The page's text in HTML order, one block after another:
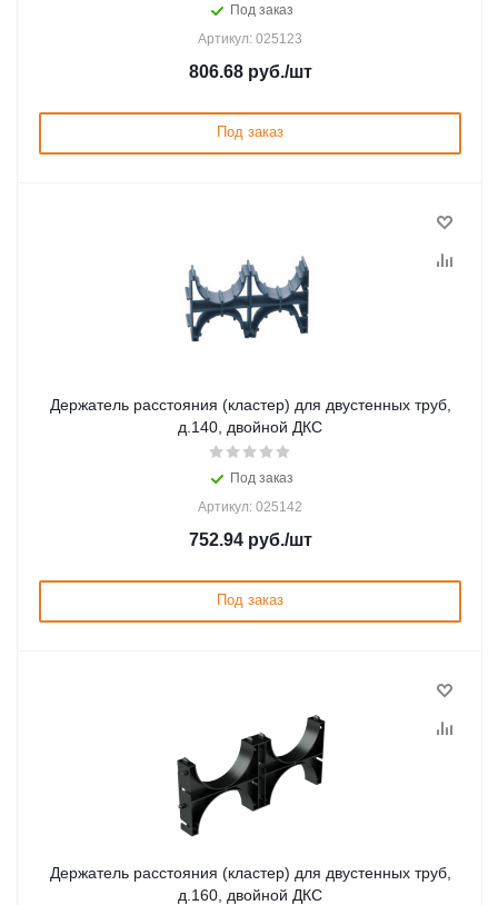
Под заказ
Артикул: 025123
806.68руб./шт
Под заказ
Держатель расстояния (кластер) для двустенных труб,
д.140, двойной ДКС
Под заказ
Артикул: 025142
752.94руб./шт
Под заказ
Держатель расстояния (кластер) для двустенных труб,
д.160, двойной ДКС